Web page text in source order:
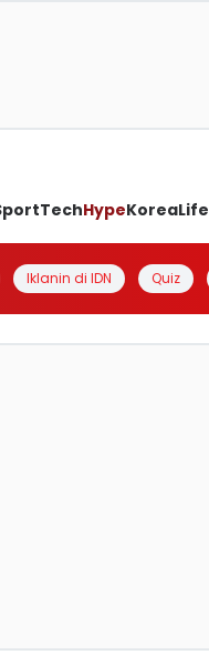
TechHypeKoreaLife
Iklanin di IDN Quiz